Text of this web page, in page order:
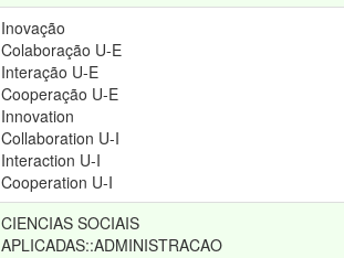
Inovação
Colaboração U-E
Interação U-E
Cooperação U-E
Innovation
Collaboration U-I
Interaction U-I
Cooperation U-I
CIENCIAS SOCIAIS
APLICADAS::ADMINISTRACAO